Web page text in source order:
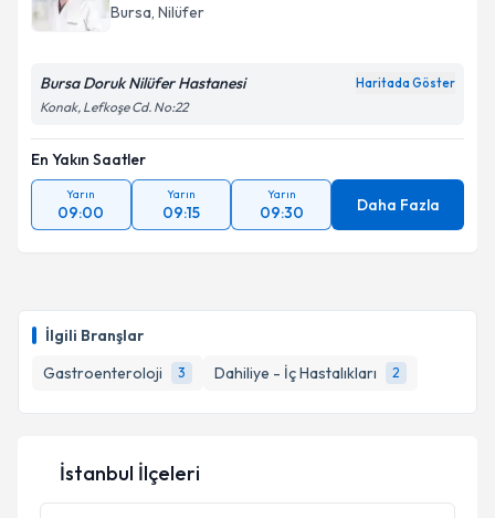
İlgili Branşlar
Gastroenteroloji
3 Dahiliye - İç Hastalıkları 2
E-posta Adresiniz
Kişisel verilerimin işlenmesine ilişkinAydınlatma
Metni
kapsamda işlenmesini kabul ediyorum.
Bursa, Nilüfer
Bursa Doruk Nilüfer Hastanesi Haritada Göster
Konak, Lefkoşe Cd. No:22
En Yakın Saatler
Yarın
09:00
Yarın
09:15
Yarın
09:30 Daha Fazla
İstanbul İlçeleri